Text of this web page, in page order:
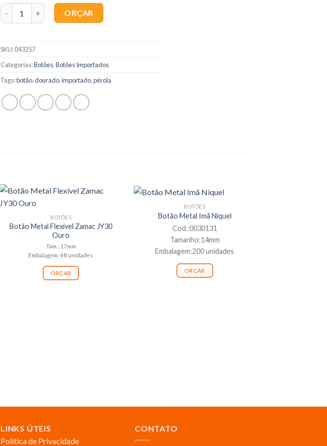
ORÇAR
SKU:043257
Categorias:Botões,Botões Importados
Tags:botão,dourado,importado,pérola
BOTÕES
Botão Metal Flexível Zamac JY30
Ouro
Tam.: 17mm
Embalagem: 48 unidades.
ORÇAR
BOTÕES
Botão Metal Imã Níquel
Cod.:0030131
Tamanho:14mm
Embalagem:200 unidades
ORÇAR
LINKS ÚTEIS
Política de Privacidade
CONTATO